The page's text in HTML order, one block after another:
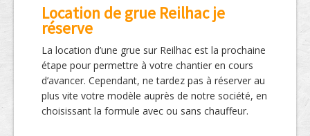
Location de grue Reilhac je
réserve
La location d’une grue sur Reilhac est la prochaine
étape pour permettre à votre chantier en cours
d’avancer. Cependant, ne tardez pas à réserver au
plus vite votre modèle auprès de notre société, en
choisissant la formule avec ou sans chauffeur.